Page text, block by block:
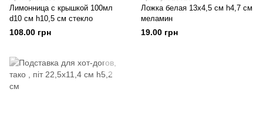
Лимонница с крышкой 100мл
d10 см h10,5 см стекло
108.00 грн
Ложка белая 13х4,5 см h4,7 см
меламин
19.00 грн